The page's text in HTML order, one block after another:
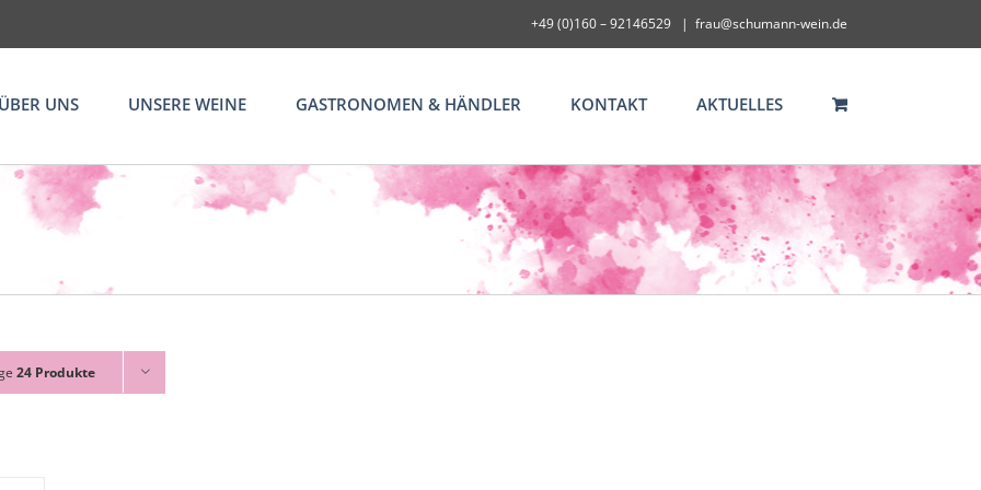
+49 (0)160 – 92146529 | frau@schumann-wein.de
ÜBER UNS UNSERE WEINE GASTRONOMEN & HÄNDLER KONTAKT AKTUELLES
24 Produkte